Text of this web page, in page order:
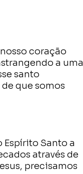
coração
a uma
santo
que somos
Santo a
através de
precisamos